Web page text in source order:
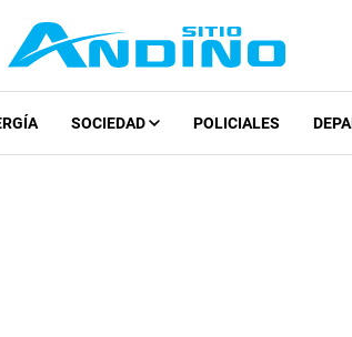
SOCIEDAD POLICIALES